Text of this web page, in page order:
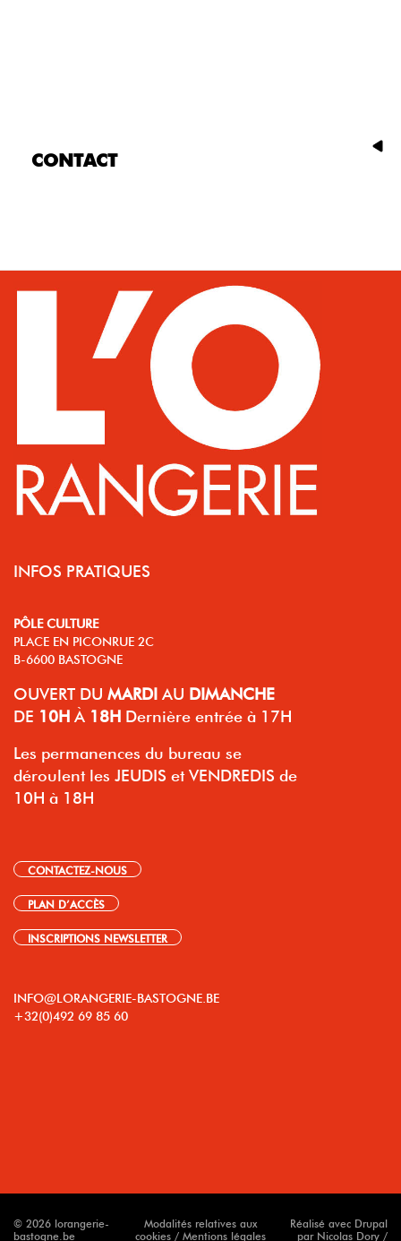
CONTACT
INFOS PRATIQUES
PÔLE CULTURE
PLACE EN PICONRUE 2C
B-6600 BASTOGNE
OUVERT DU MARDI AU DIMANCHE
DE 10H À 18H Dernière entrée à 17H
Les permanences du bureau se
déroulent les JEUDIS et VENDREDIS de
10H à 18H
CONTACTEZ-NOUS
PLAN D’ACCÈS
INSCRIPTIONS NEWSLETTER
INFO@LORANGERIE-BASTOGNE.BE
+32(0)492 69 85 60
© 2026 lorangerie-
bastogne.be
Modalités relatives aux
cookies / Mentions légales
Réalisé avec Drupal
par Nicolas Dory /